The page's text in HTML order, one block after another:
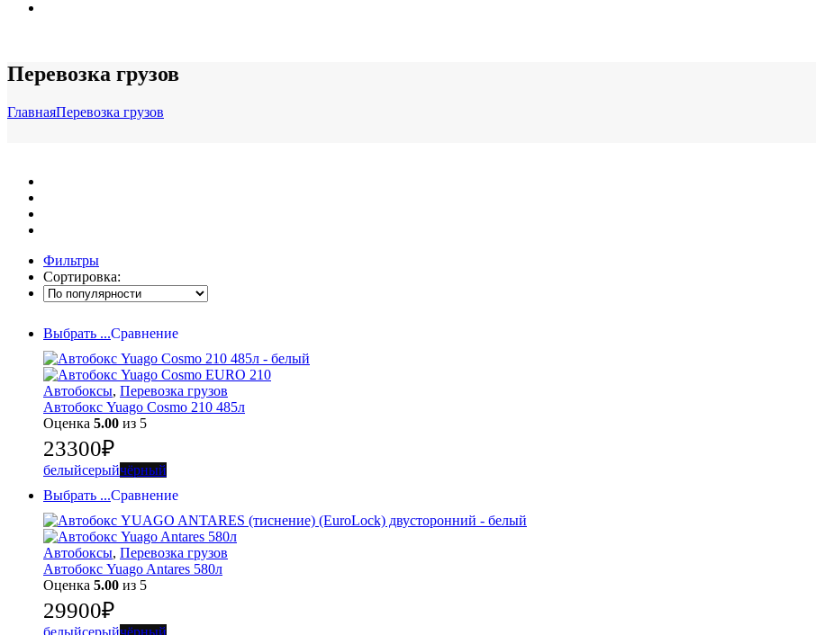
Перевозка грузов
ГлавнаяПеревозка грузов
Фильтры
Сортировка:
Выбрать ...Сравнение
Автобоксы, Перевозка грузов
Автобокс Yuago Cosmo 210 485л
Оценка 5.00 из 5
23300₽
белыйсерыйчёрный
Выбрать ...Сравнение
Автобоксы, Перевозка грузов
Автобокс Yuago Antares 580л
Оценка 5.00 из 5
29900₽
белыйсерыйчёрный